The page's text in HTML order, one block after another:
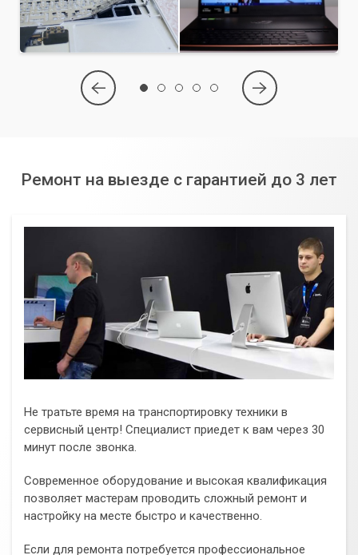
Ремонт на выезде с гарантией до 3 лет
Не тратьте время на транспортировку техники в
сервисный центр! Специалист приедет к вам через 30
минут после звонка.
Современное оборудование и высокая квалификация
позволяет мастерам проводить сложный ремонт и
настройку на месте быстро и качественно.
Если для ремонта потребуется профессиональное